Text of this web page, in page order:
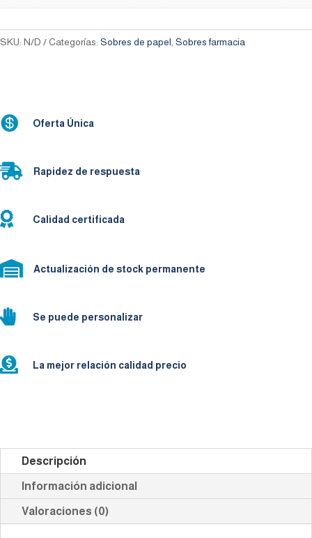
SKU: N/D Categorías: Sobres de papel Sobres farmacia
 Oferta Única
 Rapidez de respuesta
 Calidad certificada
 Actualización de stock permanente
 Se puede personalizar
 La mejor relación calidad precio
Descripción
Información adicional
Valoraciones (0)